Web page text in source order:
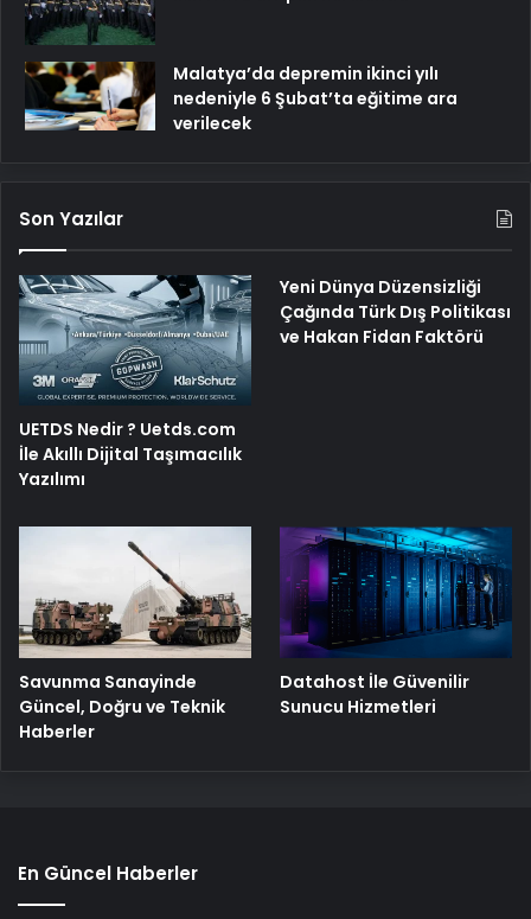
Malatya’da depremin ikinci yılı
nedeniyle 6 Şubat’ta eğitime ara
verilecek
Son Yazılar
UETDS Nedir ? Uetds.com
İle Akıllı Dijital Taşımacılık
Yazılımı
Yeni Dünya Düzensizliği
Çağında Türk Dış Politikası
ve Hakan Fidan Faktörü
Savunma Sanayinde
Güncel, Doğru ve Teknik
Haberler
Datahost İle Güvenilir
Sunucu Hizmetleri
En Güncel Haberler